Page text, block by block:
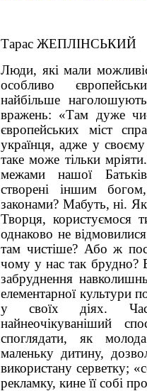
Тарас ЖЕПЛІНСЬКИЙ
Люди, які мали
особливо
найбільше
вражень: «Там дуже
європейських міст
українця, адже у
таке може тільки
межами нашої
створені іншим
законами? Мабуть, ні.
Творця, користуємося
однаково не
там чистіше? Або ж
чому у нас так брудно?
забруднення
елементарної культури
у своїх діях.
найнеочікуваніший
споглядати, як
маленьку дитину,
використану серветку;
рекламку, кине її собі